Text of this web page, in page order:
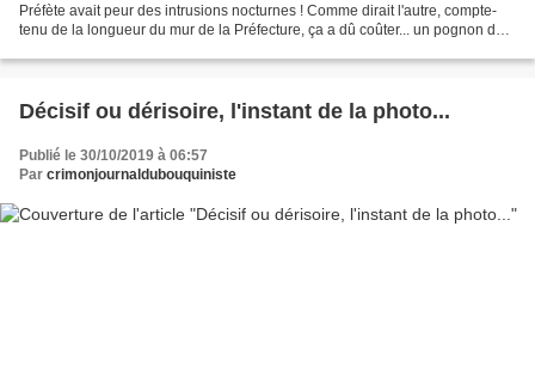
Préfète avait peur des intrusions nocturnes ! Comme dirait l'autre, compte-
tenu de la longueur du mur de la Préfecture, ça a dû coûter... un pognon de
Décisif ou dérisoire, l'instant de la photo...
Publié le 30/10/2019 à 06:57
Par crimonjournaldubouquiniste